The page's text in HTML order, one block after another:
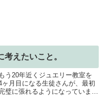
えたいこと。
う20年近くジュエリー教室を
月目になる生徒さんが、最初
璧に張れるようになっていまし